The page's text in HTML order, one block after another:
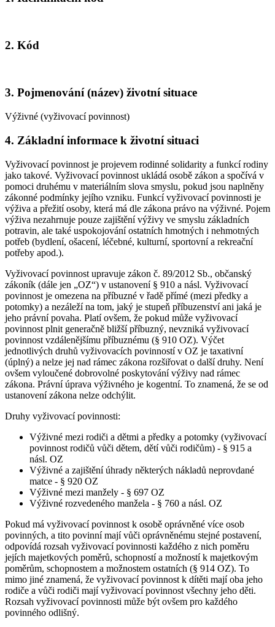
2. Kód
3. Pojmenování (název) životní situace
Výživné (vyživovací povinnost)
4. Základní informace k životní situaci
Vyživovací povinnost je projevem rodinné solidarity a funkcí rodiny
jako takové. Vyživovací povinnost ukládá osobě zákon a spočívá v
pomoci druhému v materiálním slova smyslu, pokud jsou naplněny
zákonné podmínky jejího vzniku. Funkcí vyživovací povinnosti je
výživa a přežití osoby, která má dle zákona právo na výživné. Pojem
výživa nezahrnuje pouze zajištění výživy ve smyslu základních
potravin, ale také uspokojování ostatních hmotných i nehmotných
potřeb (bydlení, ošacení, léčebné, kulturní, sportovní a rekreační
potřeby apod.).
Vyživovací povinnost upravuje zákon č. 89/2012 Sb., občanský
zákoník (dále jen „OZ“) v ustanovení § 910 a násl. Vyživovací
povinnost je omezena na příbuzné v řadě přímé (mezi předky a
potomky) a nezáleží na tom, jaký je stupeň příbuzenství ani jaká je
jeho právní povaha. Platí ovšem, že pokud může vyživovací
povinnost plnit generačně bližší příbuzný, nevzniká vyživovací
povinnost vzdálenějšímu příbuznému (§ 910 OZ). Výčet
jednotlivých druhů vyživovacích povinností v OZ je taxativní
(úplný) a nelze jej nad rámec zákona rozšiřovat o další druhy. Není
ovšem vyloučené dobrovolné poskytování výživy nad rámec
zákona. Právní úprava výživného je kogentní. To znamená, že se od
ustanovení zákona nelze odchýlit.
Druhy vyživovací povinnosti:
Výživné mezi rodiči a dětmi a předky a potomky (vyživovací
povinnost rodičů vůči dětem, dětí vůči rodičům) - § 915 a
násl. OZ
Výživné a zajištění úhrady některých nákladů neprovdané
matce - § 920 OZ
Výživné mezi manžely - § 697 OZ
Výživné rozvedeného manžela - § 760 a násl. OZ
Pokud má vyživovací povinnost k osobě oprávněné více osob
povinných, a tito povinní mají vůči oprávněnému stejné postavení,
odpovídá rozsah vyživovací povinnosti každého z nich poměru
jejích majetkových poměrů, schopností a možností k majetkovým
poměrům, schopnostem a možnostem ostatních (§ 914 OZ). To
mimo jiné znamená, že vyživovací povinnost k dítěti mají oba jeho
rodiče a vůči rodiči mají vyživovací povinnost všechny jeho děti.
Rozsah vyživovací povinnosti může být ovšem pro každého
povinného odlišný.